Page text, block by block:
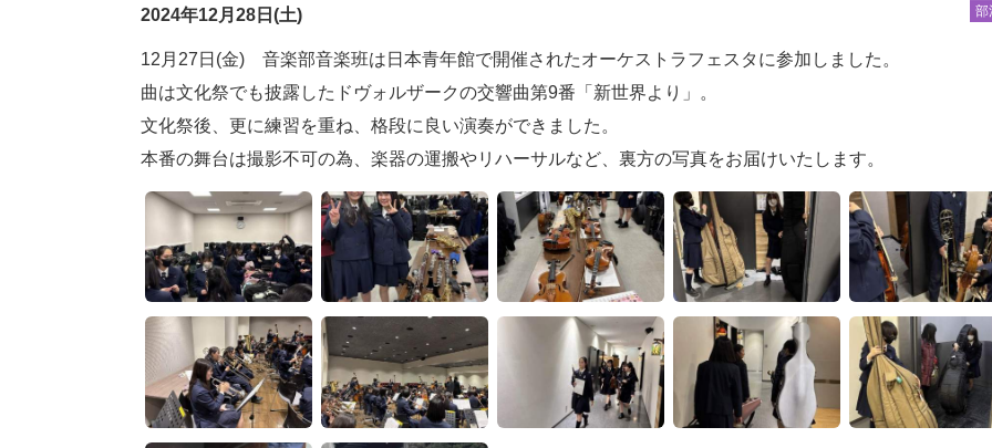
2024年12月28日(土) 部
12月27日(金) 音楽部音楽班は日本青年館で開催されたオーケストラフェスタに参加しました。
曲は文化祭でも披露したドヴォルザークの交響曲第9番「新世界より」。
文化祭後、更に練習を重ね、格段に良い演奏ができました。
本番の舞台は撮影不可の為、楽器の運搬やリハーサルなど、裏方の写真をお届けいたします。